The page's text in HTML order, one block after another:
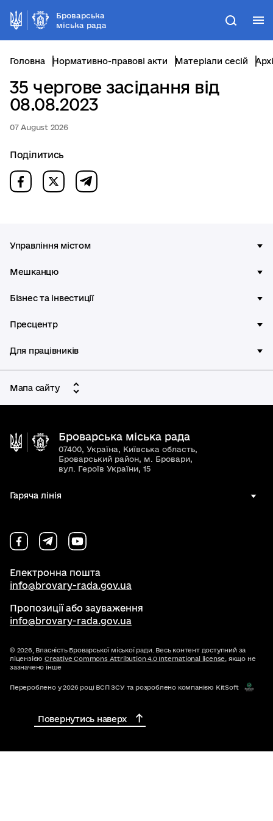
Броварська
міська рада
Пошук
Головна Нормативно-правові акти Матеріали сесій
35 чергове засідання від
08.08.2023
07 August 2026
Поділитись
Управління містом
Мешканцю
Бізнес та інвестиції
Пресцентр
Для працівників
Мапа сайту
Броварська міська рада
07400, Україна, Київська область,
Броварський район, м. Бровари,
вул. Героїв України, 15
Гаряча лінія
Електронна пошта
info@brovary-rada.gov.ua
Пропозиції або зауваження
info@brovary-rada.gov.ua
© 2026, Власність Броварської міської ради. Весь контент доступний за
ліцензією Creative Commons Attribution 4.0 International license , якщо не
зазначено інше
Перероблено у 2026 році ВСП ЗСУ та розроблено компанією KitSoft
Повернутись наверх